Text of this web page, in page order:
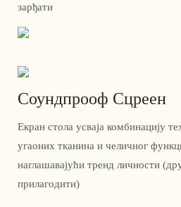
зарђати
Соундпрооф Сцреен
Екран стола усваја комбинацију
угаоних тканина и челичног
наглашавајући тренд личности
прилагодити)